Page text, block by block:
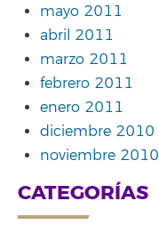
mayo 2011
abril 2011
marzo 2011
febrero 2011
enero 2011
diciembre 2010
noviembre 2010
CATEGORÍAS